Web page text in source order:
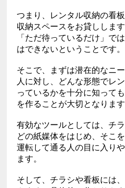
つまり、レンタル収納の看
収納スペースをお貸ししま
「ただ待っているだけ」で
はできないということです。
そこで、まずは潜在的なニ
人に対し、どんな形態でレ
っているかを十分に知って
を作ることが大切となります
有効なツールとしては、チ
どの紙媒体をはじめ、そこ
運転して通る人の目に入り
ます。
そして、チラシや看板には